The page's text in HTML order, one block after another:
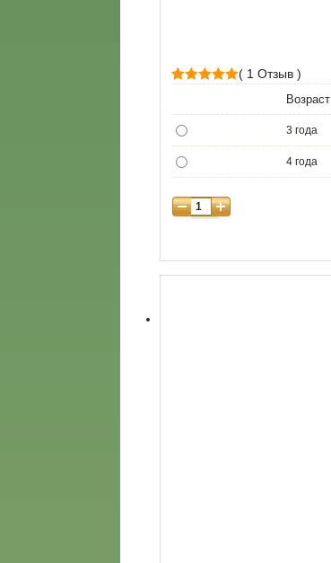
5.00из 5 на
основе
пользователя
( 1 Отзыв )
Возраст
3 года
4 года